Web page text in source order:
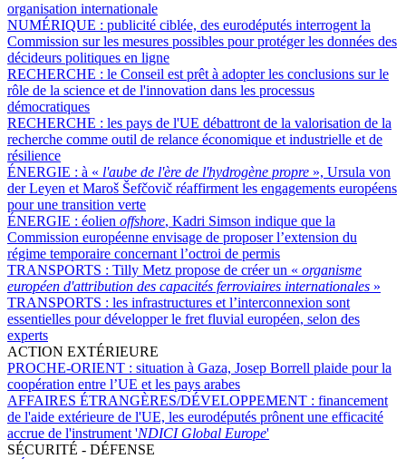
organisation internationale
NUMÉRIQUE : publicité ciblée, des eurodéputés interrogent la
Commission sur les mesures possibles pour protéger les données des
décideurs politiques en ligne
RECHERCHE : le Conseil est prêt à adopter les conclusions sur le
rôle de la science et de l'innovation dans les processus
démocratiques
RECHERCHE : les pays de l'UE débattront de la valorisation de la
recherche comme outil de relance économique et industrielle et de
résilience
ÉNERGIE : à « l'aube de l'ère de l'hydrogène propre », Ursula von
der Leyen et Maroš Šefčovič réaffirment les engagements européens
pour une transition verte
ÉNERGIE : éolien offshore, Kadri Simson indique que la
Commission européenne envisage de proposer l’extension du
régime temporaire concernant l’octroi de permis
TRANSPORTS : Tilly Metz propose de créer un « organisme
européen d'attribution des capacités ferroviaires internationales »
TRANSPORTS : les infrastructures et l’interconnexion sont
essentielles pour développer le fret fluvial européen, selon des
experts
ACTION EXTÉRIEURE
PROCHE-ORIENT : situation à Gaza, Josep Borrell plaide pour la
coopération entre l’UE et les pays arabes
AFFAIRES ÉTRANGÈRES/DÉVELOPPEMENT : financement
de l'aide extérieure de l'UE, les eurodéputés prônent une efficacité
accrue de l'instrument 'NDICI Global Europe'
SÉCURITÉ - DÉFENSE